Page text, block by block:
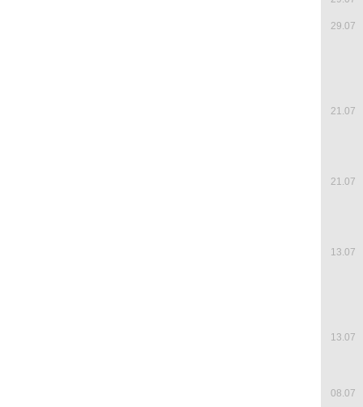
29.07
21.07
21.07
13.07
13.07
08.07